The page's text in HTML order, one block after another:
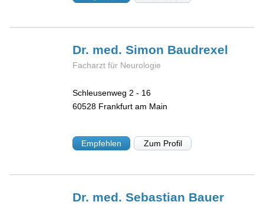
Dr. med. Simon Baudrexel
Facharzt für Neurologie
Schleusenweg 2 - 16
60528 Frankfurt am Main
Empfehlen Zum Profil
Dr. med. Sebastian Bauer